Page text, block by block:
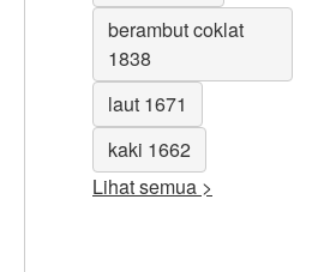
berambut coklat
1838
laut 1671
kaki 1662
Lihat semua >